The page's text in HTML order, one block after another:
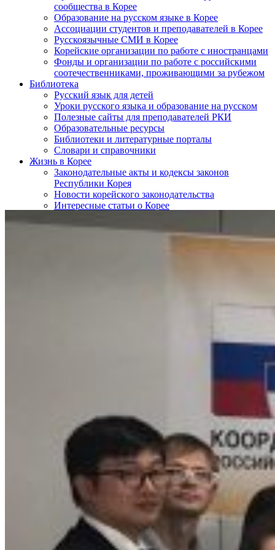
сообщества в Корее
Образование на русском языке в Корее
Ассоциации студентов и преподавателей в Корее
Русскоязычные СМИ в Корее
Корейские организации по работе с иностранцами
Фонды и организации по работе с российскими
соотечественниками, проживающими за рубежом
Библиотека
Русский язык для детей
Уроки русского языка и образование на русском
Полезные сайты для преподавателей РКИ
Образовательные ресурсы
Библиотеки и литературные порталы
Словари и справочники
Жизнь в Корее
Законодательные акты и кодексы законов
Республики Корея
Новости корейского законодательства
Интересные статьи о Корее
Контакты